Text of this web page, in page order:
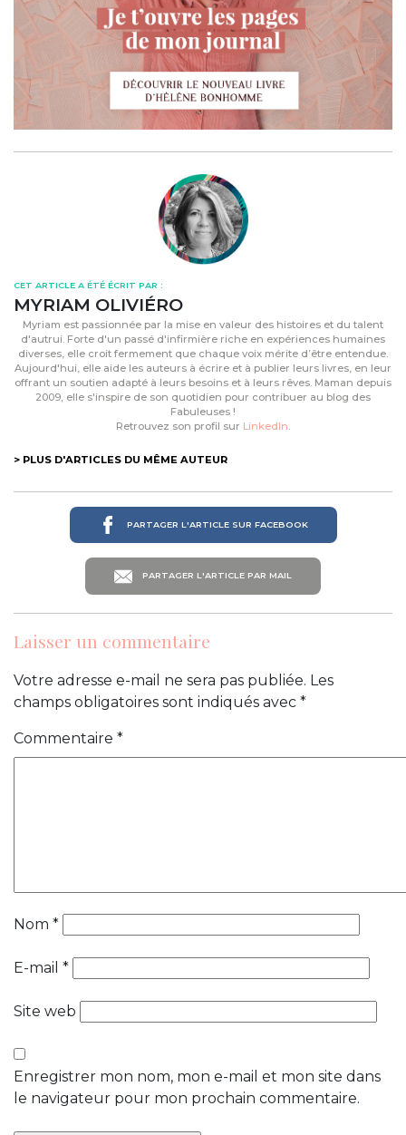
CET ARTICLE A ÉTÉ ÉCRIT PAR :
MYRIAM OLIVIÉRO
Myriam est passionnée par la mise en valeur des histoires et du talent
d'autrui. Forte d'un passé d'infirmière riche en expériences humaines
diverses, elle croit fermement que chaque voix mérite d’être entendue.
Aujourd'hui, elle aide les auteurs à écrire et à publier leurs livres, en leur
offrant un soutien adapté à leurs besoins et à leurs rêves. Maman depuis
2009, elle s'inspire de son quotidien pour contribuer au blog des
Fabuleuses !
Retrouvez son profil sur LinkedIn
> PLUS D'ARTICLES DU MÊME AUTEUR
PARTAGER L'ARTICLE SUR FACEBOOK
PARTAGER L'ARTICLE PAR MAIL
Laisser un commentaire
Votre adresse e-mail ne sera pas publiée. Les
champs obligatoires sont indiqués avec *
Commentaire *
Nom *
E-mail *
Site web
Enregistrer mon nom, mon e-mail et mon site dans
le navigateur pour mon prochain commentaire.